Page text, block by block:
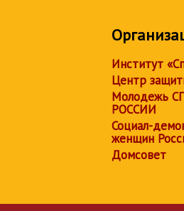
Институт
Центр
Молодежь
РОССИИ
Социал-
женщин
Домсовет